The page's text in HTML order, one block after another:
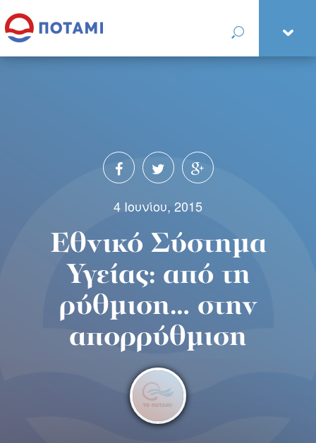
4 Ιουνίου, 2015
Εθνικό Σύστημα
Υγείας: από τη
ρύθμιση… στην
απορρύθμιση